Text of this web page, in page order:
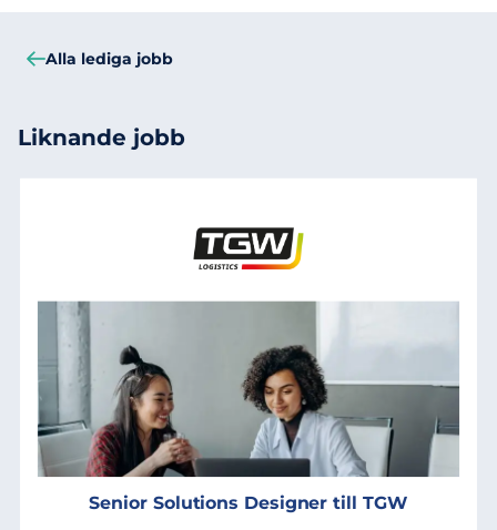
Alla lediga jobb
Liknande jobb
Senior Solutions Designer till TGW